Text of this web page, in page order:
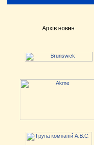
Архів новин